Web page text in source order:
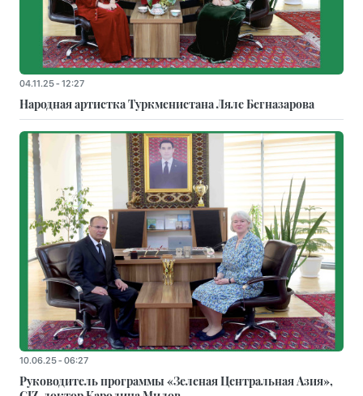
04.11.25 - 12:27
Народная артистка Туркменистана Ляле Бегназарова
10.06.25 - 06:27
Руководитель программы «Зеленая Центральная Азия»,